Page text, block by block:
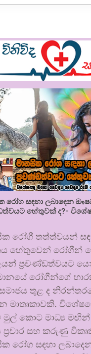
රෝග සඳහා ලබාදෙන
හේතුවක් ද?-
රෝගී තත්ත්වයන්
හේතුවෙන් රෝගීන්
ප්‍රචණ්ඩත්වයට
රෝගීන්ගේ
තුළ ද
මාතෘකාවකි.
මුල් කොට මාධ්‍ය
ප්‍රචාර සහ කරුණු
රෝග සඳහා